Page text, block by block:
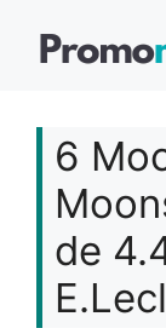
6
de